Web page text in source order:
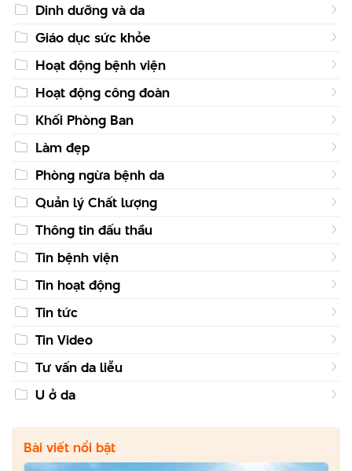
Dinh dưỡng và da
Giáo dục sức khỏe
Hoạt động bệnh viện
Hoạt động công đoàn
Khối Phòng Ban
Làm đẹp
Phòng ngừa bệnh da
Quản lý Chất lượng
Thông tin đấu thầu
Tin bệnh viện
Tin hoạt động
Tin tức
Tin Video
Tư vấn da liễu
U ở da
Bài viết nổi bật